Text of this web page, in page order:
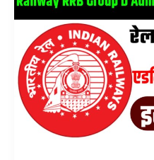
2025
:
बिहार
बोर्ड
12वीं
परीक्षा
केंद्र